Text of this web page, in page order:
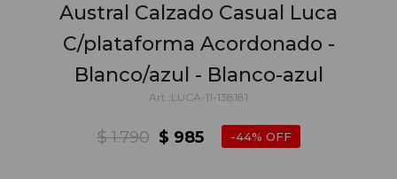
Austral Calzado Casual Luca
C/plataforma Acordonado -
Blanco/azul - Blanco-azul
LUCA-11-138181
$ 985
$ 1.790 44